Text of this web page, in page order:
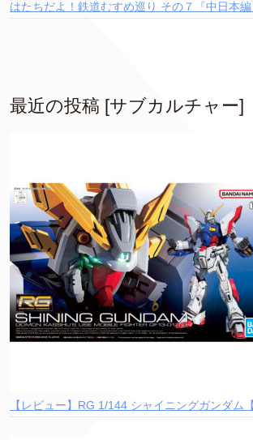
はたちだよ！鉄道むすめ巡り その７『中日本編
最近の投稿 [サブカルチャー]
【レビュー】RG 1/144 シャイニングガンダム